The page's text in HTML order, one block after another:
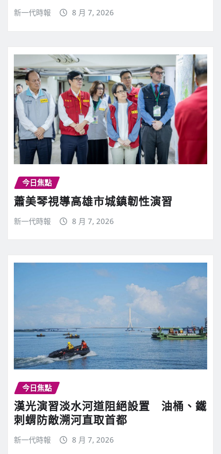
新一代時報 8 月 7, 2026
今日焦點
蕭美琴視導高雄市城鎮韌性演習
新一代時報 8 月 7, 2026
今日焦點
漢光演習淡水河道阻絕設置 油桶、鐵
刺蝟防敵溯河直取首都
新一代時報 8 月 7, 2026